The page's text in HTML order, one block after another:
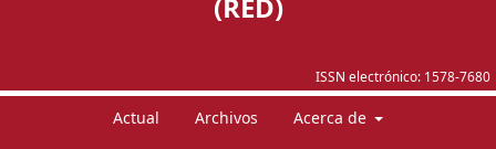
ISSN electrónico: 1578-7680
Actual Archivos Acerca de